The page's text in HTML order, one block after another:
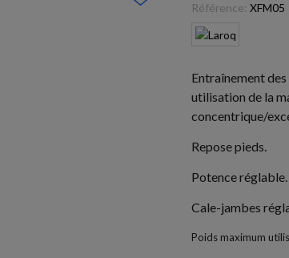
Référence: XFM05
Entraînement
utilisation de la
concentrique/
Repose pieds.
Potence réglable.
Cale-jambes
Poids maximum